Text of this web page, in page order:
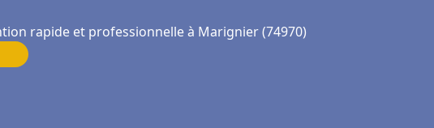
rapide et professionnelle à Marignier (74970)